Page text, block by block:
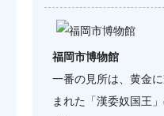
福岡市博物館
一番の見所は、黄金
まれた「漢委奴国王